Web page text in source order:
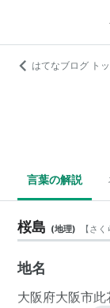
はてなブログ ト
言葉の解説
桜島 (地理) 【さく
地名
大阪府大阪市此